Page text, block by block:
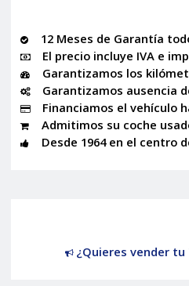
12 Meses de Garantía
El precio incluye IVA e
Garantizamos los
Garantizamos ausencia
Financiamos el vehículo
Admitimos su coche
Desde 1964 en el centro
¿Quieres vender